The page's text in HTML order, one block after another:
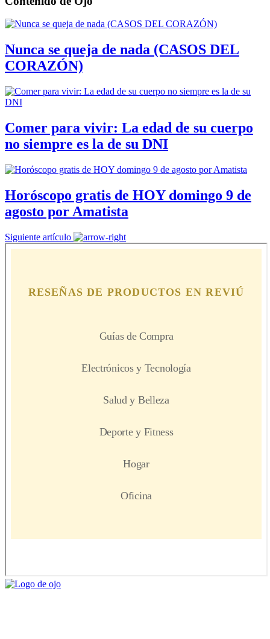
Nunca se queja de nada (CASOS DEL
CORAZÓN)
Comer para vivir: La edad de su cuerpo
no siempre es la de su DNI
Horóscopo gratis de HOY domingo 9 de
agosto por Amatista
Siguiente artículo